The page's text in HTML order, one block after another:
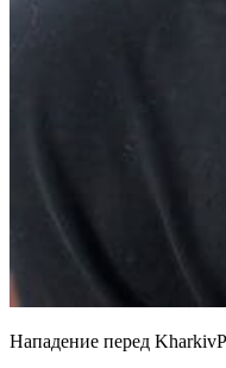
Нападение перед